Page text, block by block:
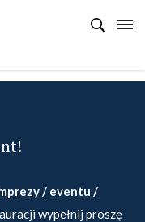
/ eventu /
wypełnij proszę